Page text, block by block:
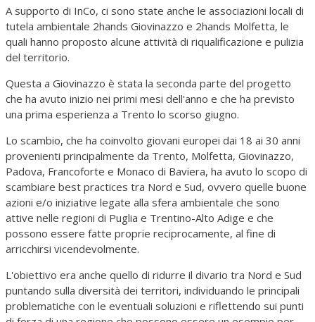
A supporto di InCo, ci sono state anche le associazioni locali di
tutela ambientale 2hands Giovinazzo e 2hands Molfetta, le
quali hanno proposto alcune attività di riqualificazione e pulizia
del territorio.
Questa a Giovinazzo è stata la seconda parte del progetto
che ha avuto inizio nei primi mesi dell'anno e che ha previsto
una prima esperienza a Trento lo scorso giugno.
Lo scambio, che ha coinvolto giovani europei dai 18 ai 30 anni
provenienti principalmente da Trento, Molfetta, Giovinazzo,
Padova, Francoforte e Monaco di Baviera, ha avuto lo scopo di
scambiare best practices tra Nord e Sud, ovvero quelle buone
azioni e/o iniziative legate alla sfera ambientale che sono
attive nelle regioni di Puglia e Trentino-Alto Adige e che
possono essere fatte proprie reciprocamente, al fine di
arricchirsi vicendevolmente.
L'obiettivo era anche quello di ridurre il divario tra Nord e Sud
puntando sulla diversità dei territori, individuando le principali
problematiche con le eventuali soluzioni e riflettendo sui punti